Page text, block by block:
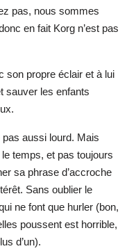
pas, nous sommes
en fait Korg n’est pas
son propre éclair et à lui
sauver les enfants
aussi lourd. Mais
temps, et pas toujours
sa phrase d’accroche
Sans oublier le
ne font que hurler (bon,
poussent est horrible,
d’un).